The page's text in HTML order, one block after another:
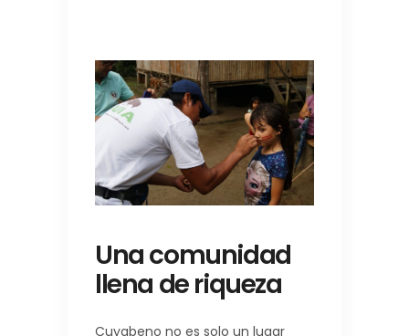
Una comunidad
llena de riqueza
Cuyabeno no es solo un lugar